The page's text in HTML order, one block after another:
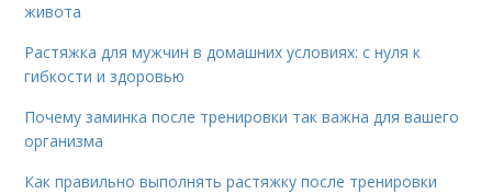
живота
Растяжка для мужчин в домашних условиях: с нуля к
гибкости и здоровью
Почему заминка после тренировки так важна для вашего
организма
Как правильно выполнять растяжку после тренировки